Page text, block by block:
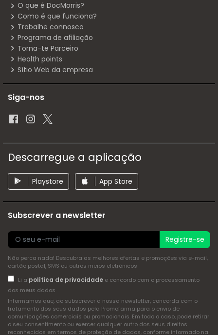
O que é DocMorris?
Como é que funciona?
Trabalhe connosco
Programa de afiliação
Torna-te Parceiro
Health points
Sítio Web da empresa
Siga-nos
Descarregue a aplicação
Playstore App Store
Subscrever a newsletter
Registre-se
Não perca nada! Descubra as melhores ofertas e promoções via e-mail,
cartão postal, SMS ou outros meios eletrónicos
Li a política de privacidadee concordo com o processamento
dos meus dados
Informamos que, ao subscrever a nossa newsletter, concorda com o
tratamento dos seus dados pela Promofarma para o envio de
comunicações comerciais ou promocionais. Em todo o caso, pode retirar
o seu consentimento ou exercer qualquer outro dos seus direitos
reconhecidos em termos de proteção de dados, conforme informado na